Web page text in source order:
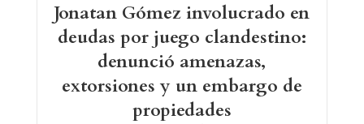
Jonatan Gómez involucrado en
deudas por juego clandestino:
denunció amenazas,
extorsiones y un embargo de
propiedades